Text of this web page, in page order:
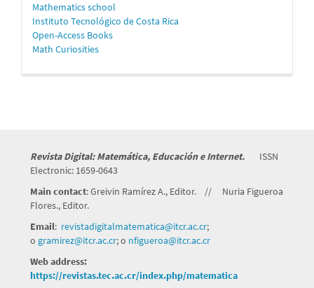
Mathematics school
Instituto Tecnológico de Costa Rica
Open-Access Books
Math Curiosities
Revista Digital: Matemática, Educación e Internet.
ISSN
Electronic: 1659-0643
Main contact: Greivin Ramírez A., Editor. // Nuria Figueroa
Flores., Editor.
Email: revistadigitalmatematica@itcr.ac.cr;
o gramirez@itcr.ac.cr; o nfigueroa@itcr.ac.cr
Web address:
https://revistas.tec.ac.cr/index.php/matematica